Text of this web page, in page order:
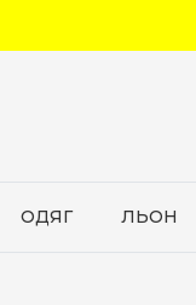
ОДЯГ ЛЬОН